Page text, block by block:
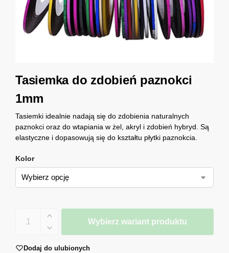
Tasiemka do zdobień paznokci
1mm
Tasiemki idealnie nadają się do zdobienia naturalnych
paznokci oraz do wtapiania w żel, akryl i zdobień hybryd. Są
elastyczne i dopasowują się do kształtu płytki paznokcia.
Kolor
Wybierz wariant produktu
Dodaj do ulubionych